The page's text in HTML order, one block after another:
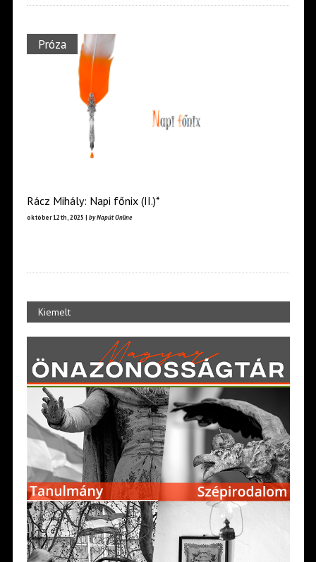
Próza
Rácz Mihály: Napi főnix (II.)*
október 12th, 2025 | by Napút Online
Kiemelt